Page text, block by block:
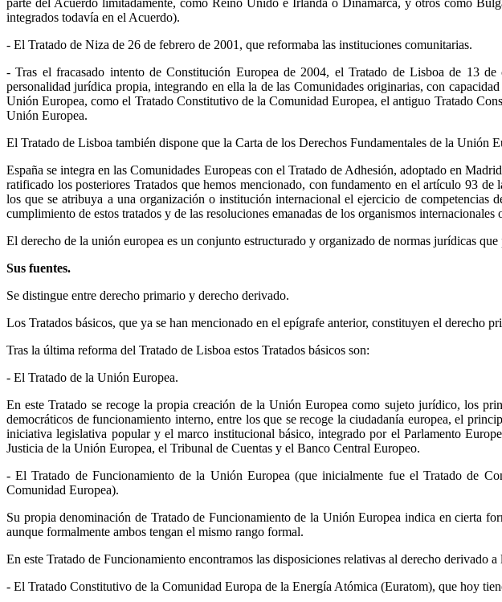
integrados todavía en el Acuerdo).
- El Tratado de Niza de 26 de febrero de 2001, que reformaba las instituciones comunitarias.
- Tras el fracasado intento de Constitución Europea de 2004, el Tratado de Lisboa de 13
personalidad jurídica propia, integrando en ella la de las Comunidades originarias, con
Unión Europea, como el Tratado Constitutivo de la Comunidad Europea, el antiguo Tratado
Unión Europea.
El Tratado de Lisboa también dispone que la Carta de los Derechos Fundamentales de la Unión
España se integra en las Comunidades Europeas con el Tratado de Adhesión, adoptado en
ratificado los posteriores Tratados que hemos mencionado, con fundamento en el artículo 93
los que se atribuya a una organización o institución internacional el ejercicio de competencias
cumplimiento de estos tratados y de las resoluciones emanadas de los organismos internacionales
El derecho de la unión europea es un conjunto estructurado y organizado de normas jurídicas que
Sus fuentes.
Se distingue entre derecho primario y derecho derivado.
Los Tratados básicos, que ya se han mencionado en el epígrafe anterior, constituyen el derecho
Tras la última reforma del Tratado de Lisboa estos Tratados básicos son:
- El Tratado de la Unión Europea.
En este Tratado se recoge la propia creación de la Unión Europea como sujeto jurídico, los
democráticos de funcionamiento interno, entre los que se recoge la ciudadanía europea, el
iniciativa legislativa popular y el marco institucional básico, integrado por el Parlamento
Justicia de la Unión Europea, el Tribunal de Cuentas y el Banco Central Europeo.
- El Tratado de Funcionamiento de la Unión Europea (que inicialmente fue el Tratado de
Comunidad Europea).
Su propia denominación de Tratado de Funcionamiento de la Unión Europea indica en cierta
aunque formalmente ambos tengan el mismo rango formal.
En este Tratado de Funcionamiento encontramos las disposiciones relativas al derecho derivado a
- El Tratado Constitutivo de la Comunidad Europa de la Energía Atómica (Euratom), que hoy